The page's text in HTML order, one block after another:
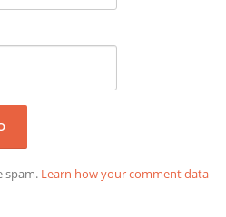
spam. Learn how your comment data